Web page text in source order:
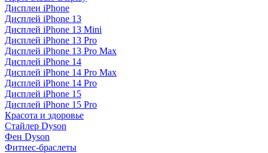
Дисплеи iPhone
Дисплей iPhone 13
Дисплей iPhone 13 Mini
Дисплей iPhone 13 Pro
Дисплей iPhone 13 Pro Max
Дисплей iPhone 14
Дисплей iPhone 14 Pro Max
Дисплей iPhone 14 Pro
Дисплей iPhone 15
Дисплей iPhone 15 Pro
Красота и здоровье
Стайлер Dyson
Фен Dyson
Фитнес-браслеты